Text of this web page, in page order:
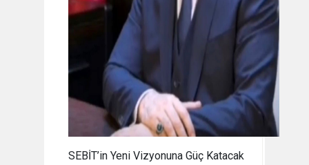
SEBİT’in Yeni Vizyonuna Güç Katacak